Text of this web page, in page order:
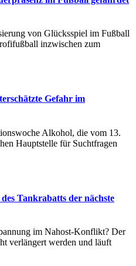
von Glücksspiel im Fußball
inzwischen zum
Gefahr im
Alkohol, die vom 13.
Hauptstelle für Suchtfragen
Tankrabatts der nächste
im Nahost-Konflikt? Der
verlängert werden und läuft